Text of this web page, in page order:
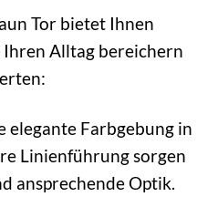
Tor bietet Ihnen
Alltag bereichern
elegante Farbgebung in
Linienführung sorgen
ansprechende Optik.